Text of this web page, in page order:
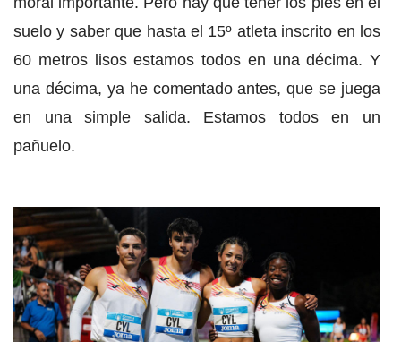
suelo y saber que hasta el 15º atleta inscrito en los
60 metros lisos estamos todos en una décima. Y
una décima, ya he comentado antes, que se juega
en una simple salida. Estamos todos en un
pañuelo.